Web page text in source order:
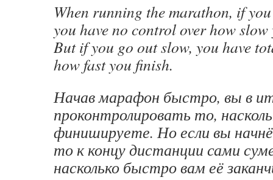
When running the marathon, if
you have no control over how
But if you go out slow, you have
how fast you finish.
Начав марафон быстро, вы в
проконтролировать то,
финишируете. Но если вы
то к концу дистанции сами
насколько быстро вам её